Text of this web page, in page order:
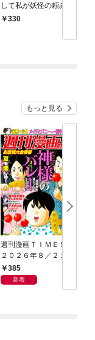
して私が妖怪の頼みを
聞かなきゃいけない
330
もっと見る
週刊漫画ＴＩＭＥＳ
２０２６年８／２１・
２８合併号
385
新着